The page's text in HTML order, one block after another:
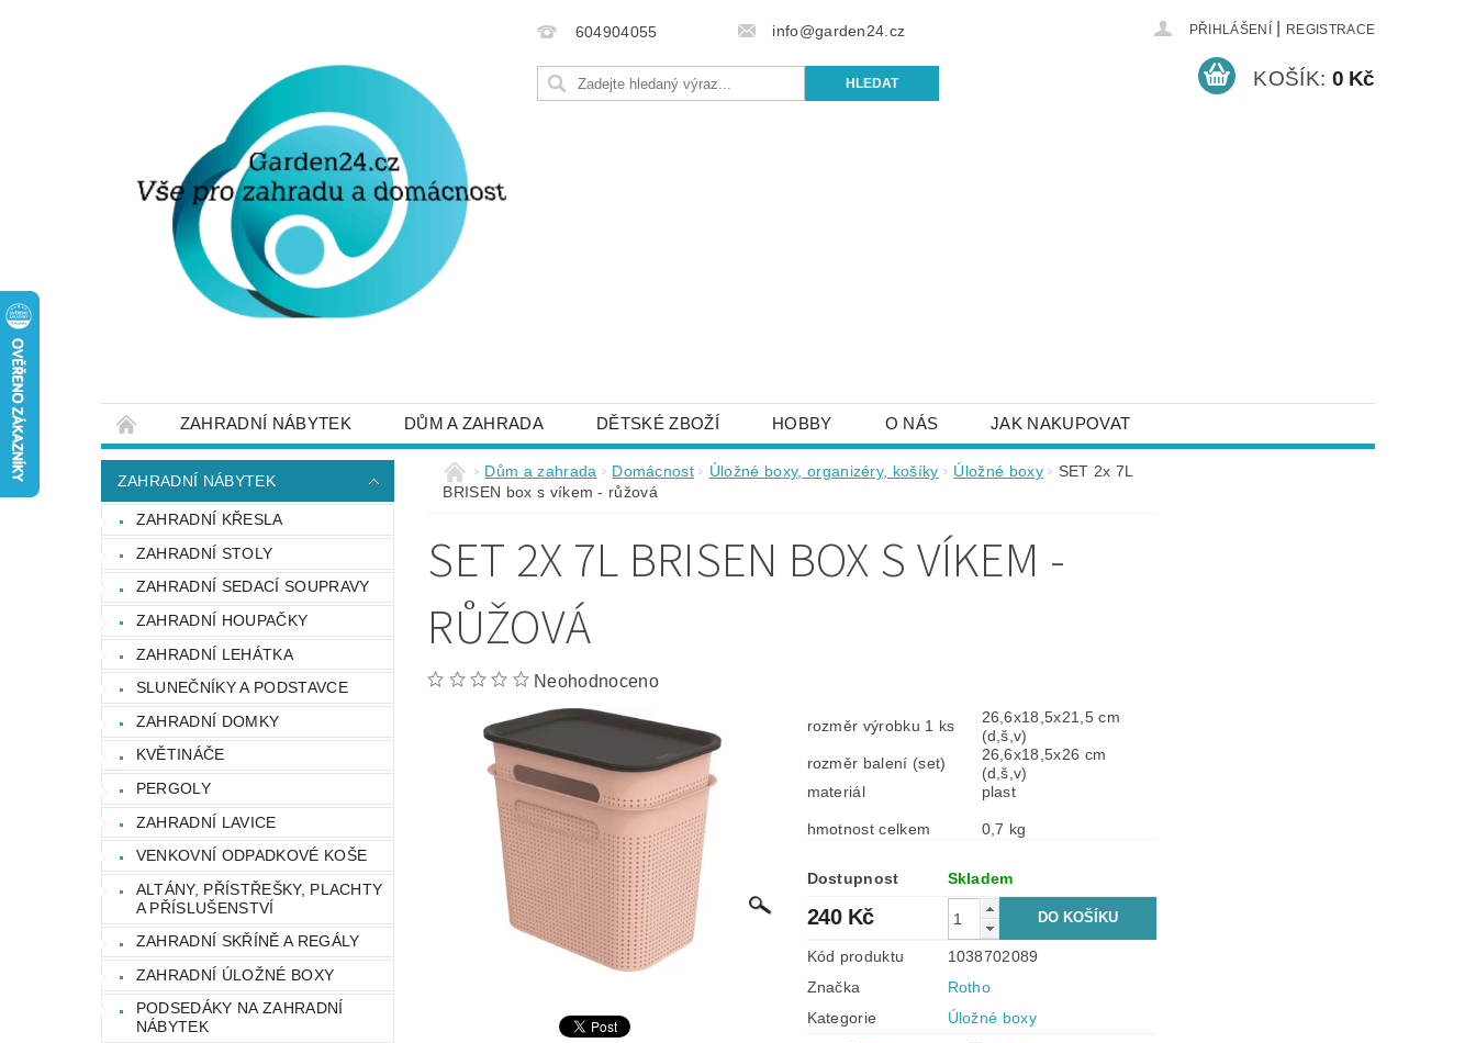
604904055 info@garden24.cz PŘIHLÁŠENÍ REGISTRACE
KOŠÍK: 0 Kč
ZAHRADNÍ NÁBYTEK DŮM A ZAHRADA DĚTSKÉ ZBOŽÍ HOBBY O NÁS JAK NAKUPOVAT
STRUČNĚ O DOPRAVĚ A PLATBĚ NAPIŠTE NÁM OBCHODNÍ PODMÍNKY KONTAKTY NEJČASTĚJŠÍ DOTAZY
OCHRANA OSOBNÍCH ÚDAJŮ
ZAHRADNÍ NÁBYTEK
ZAHRADNÍ KŘESLA
ZAHRADNÍ STOLY
ZAHRADNÍ SEDACÍ SOUPRAVY
ZAHRADNÍ HOUPAČKY
ZAHRADNÍ LEHÁTKA
SLUNEČNÍKY A PODSTAVCE
ZAHRADNÍ DOMKY
KVĚTINÁČE
PERGOLY
ZAHRADNÍ LAVICE
VENKOVNÍ ODPADKOVÉ KOŠE
ALTÁNY, PŘÍSTŘEŠKY, PLACHTY
A PŘÍSLUŠENSTVÍ
ZAHRADNÍ SKŘÍNĚ A REGÁLY
ZAHRADNÍ ÚLOŽNÉ BOXY
PODSEDÁKY NA ZAHRADNÍ
NÁBYTEK
Dům a zahrada Domácnost Úložné boxy, organizéry, košíky Úložné boxy
SET 2x 7L
BRISEN box s víkem - růžová
SET 2X 7L BRISEN BOX S VÍKEM -
RŮŽOVÁ
Neohodnoceno
rozměr výrobku 1 ks
26,6x18,5x21,5 cm
(d,š,v)
rozměr balení (set)
26,6x18,5x26 cm
(d,š,v)
materiál
plast
hmotnost celkem 0,7 kg
Dostupnost Skladem
240 Kč
Kód produktu
1038702089
Značka
Rotho
Kategorie
Úložné boxy